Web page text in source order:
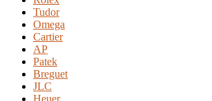
Tudor
Omega
Cartier
AP
Patek
Breguet
JLC
Heuer